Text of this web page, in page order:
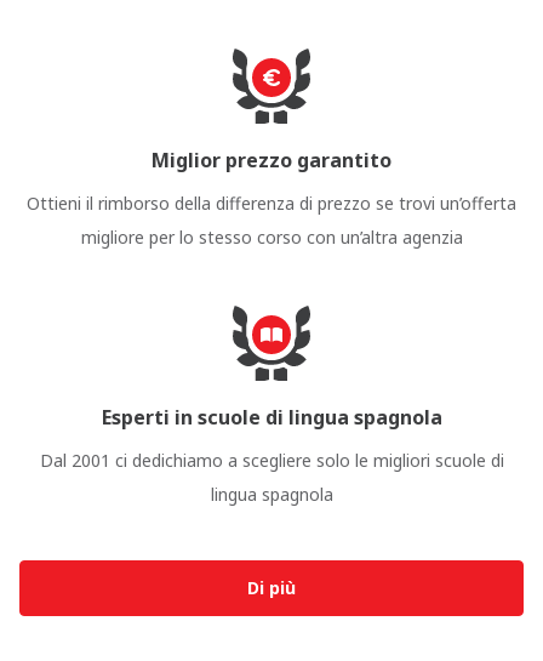
Miglior prezzo garantito
Ottieni il rimborso della differenza di prezzo se trovi un’offerta
migliore per lo stesso corso con un’altra agenzia
Esperti in scuole di lingua spagnola
Dal 2001 ci dedichiamo a scegliere solo le migliori scuole di
lingua spagnola
Di più